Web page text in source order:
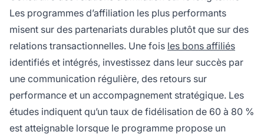
Les programmes d’affiliation les plus performants
misent sur des partenariats durables plutôt que sur des
relations transactionnelles. Une fois les bons affiliés
identifiés et intégrés, investissez dans leur succès par
une communication régulière, des retours sur
performance et un accompagnement stratégique. Les
études indiquent qu’un taux de fidélisation de 60 à 80 %
est atteignable lorsque le programme propose un